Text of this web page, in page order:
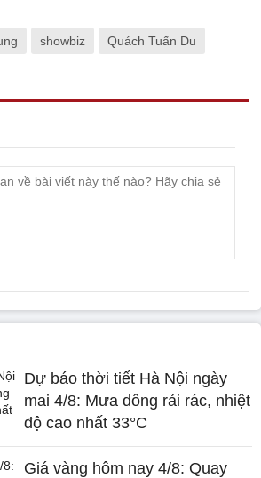
showbiz Quách Tuấn Du
Dự báo thời tiết Hà Nội ngày
mai 4/8: Mưa dông rải rác, nhiệt
độ cao nhất 33°C
Giá vàng hôm nay 4/8: Quay